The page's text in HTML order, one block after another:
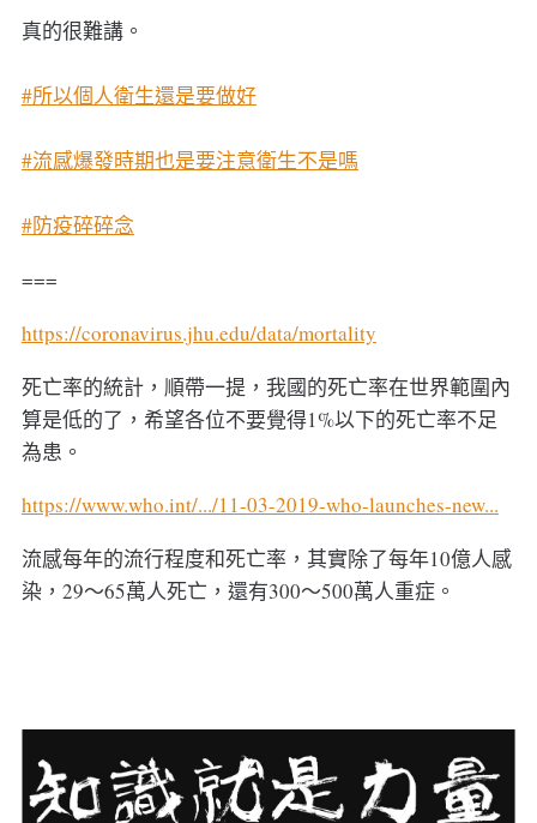
真的很難講。
#所以個人衛生還是要做好
#流感爆發時期也是要注意衛生不是嗎
#防疫碎碎念
===
https://coronavirus.jhu.edu/data/mortality
死亡率的統計，順帶一提，我國的死亡率在世界範圍內
算是低的了，希望各位不要覺得1%以下的死亡率不足
為患。
https://www.who.int/.../11-03-2019-who-launches-new...
流感每年的流行程度和死亡率，其實除了每年10億人感
染，29～65萬人死亡，還有300～500萬人重症。